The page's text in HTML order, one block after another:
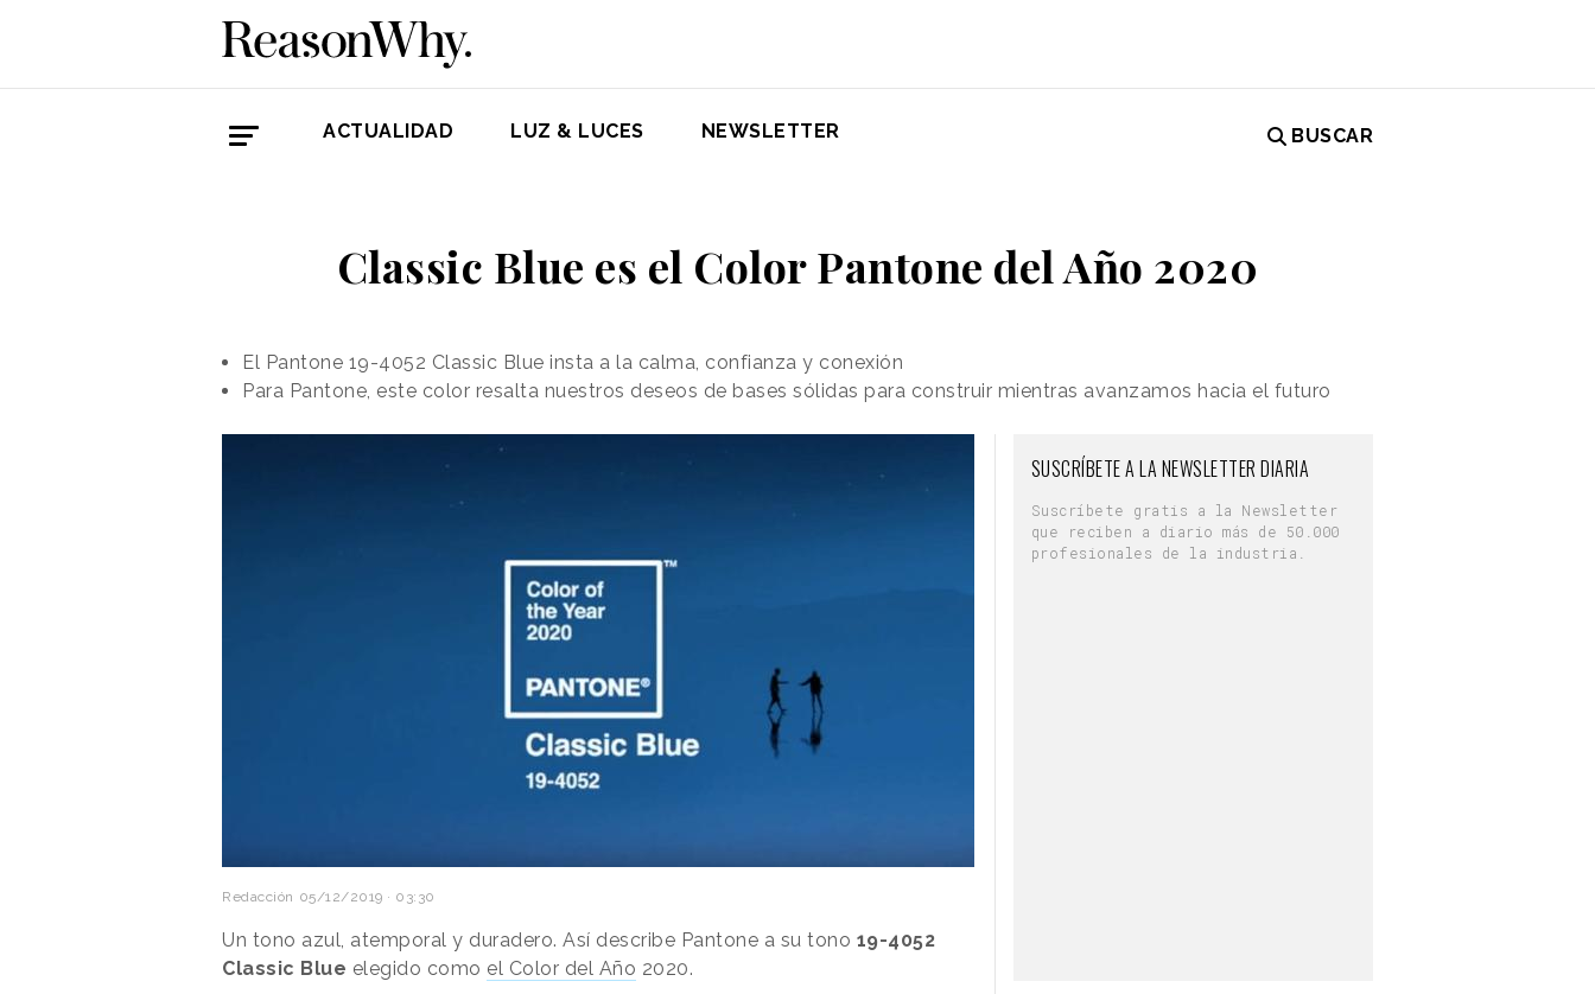
ACTUALIDAD LUZ & LUCES NEWSLETTER BUSCAR
Classic Blue es el Color Pantone del Año 2020
El Pantone 19-4052 Classic Blue insta a la calma, confianza y conexión
Para Pantone, este color resalta nuestros deseos de bases sólidas para construir mientras avanzamos hacia el futuro
Redacción 05/12/2019 · 03:30
Un tono azul, atemporal y duradero. Así describe Pantone a su tono 19-4052
Classic Blue elegido como el Color del Año 2020.
SUSCRÍBETE A LA NEWSLETTER DIARIA
Suscríbete gratis a la Newsletter
que reciben a diario más de 50.000
profesionales de la industria.